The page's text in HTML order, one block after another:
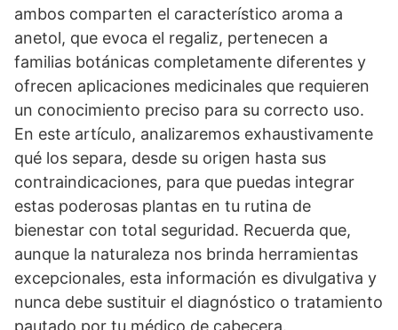
ambos comparten el característico aroma a
anetol, que evoca el regaliz, pertenecen a
familias botánicas completamente diferentes y
ofrecen aplicaciones medicinales que requieren
un conocimiento preciso para su correcto uso.
En este artículo, analizaremos exhaustivamente
qué los separa, desde su origen hasta sus
contraindicaciones, para que puedas integrar
estas poderosas plantas en tu rutina de
bienestar con total seguridad. Recuerda que,
aunque la naturaleza nos brinda herramientas
excepcionales, esta información es divulgativa y
nunca debe sustituir el diagnóstico o tratamiento
pautado por tu médico de cabecera.